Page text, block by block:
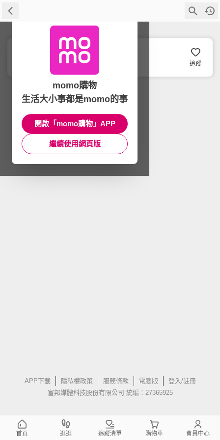
追蹤
APP下載 隱私權政策 服務條款 電腦版
登入/註冊
富邦媒體科技股份有限公司 統編：27365925
momo購物
生活大小事都是momo的事
開啟「momo購物」APP
繼續使用網頁版
首頁 逛逛 追蹤清單 購物車 會員中心